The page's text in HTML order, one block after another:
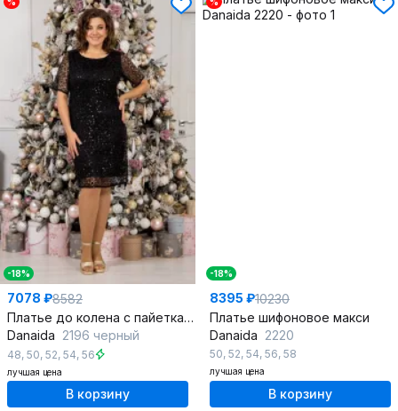
-18%
7078 ₽8582
Платье до колена с пайетками и сеткой нарядное
Danaida 2196 черный
48, 50, 52, 54, 56
лучшая цена
В корзину
-18%
8395 ₽10230
Платье шифоновое макси
Danaida 2220
50, 52, 54, 56, 58
лучшая цена
В корзину